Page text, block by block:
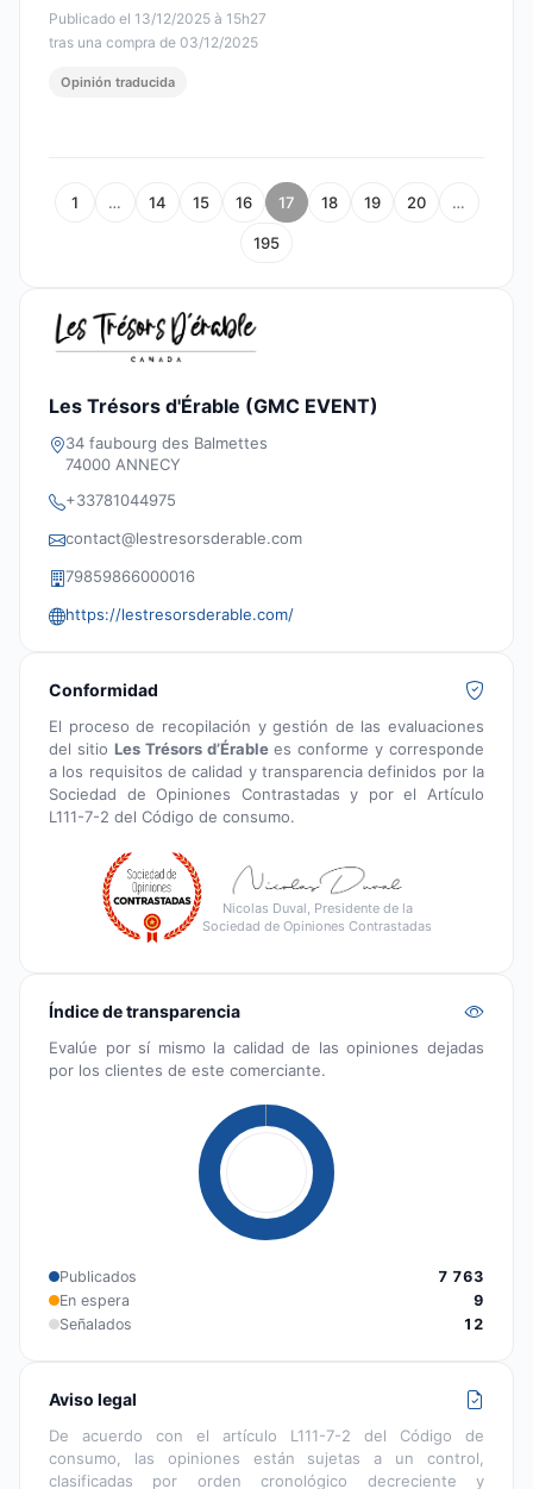
Publicado el 13/12/2025 à 15h27
tras una compra de 03/12/2025
Opinión traducida
1 … 14 15 16 17 18 19 20 …
195
Les Trésors d'Érable (GMC EVENT)
34 faubourg des Balmettes
74000 ANNECY
+33781044975
contact@lestresorsderable.com
79859866000016
https://lestresorsderable.com/
Conformidad
El proceso de recopilación y gestión de las evaluaciones
del sitio Les Trésors d’Érablees conforme y corresponde
a los requisitos de calidad y transparencia definidos por la
Sociedad de Opiniones Contrastadas y por el Artículo
L111-7-2 del Código de consumo.
Nicolas Duval, Presidente de la
Sociedad de Opiniones Contrastadas
Índice de transparencia
Evalúe por sí mismo la calidad de las opiniones dejadas
por los clientes de este comerciante.
Publicados
7 763
En espera
9
Señalados
12
Aviso legal
De acuerdo con el artículo L111-7-2 del Código de
consumo, las opiniones están sujetas a un control,
clasificadas por orden cronológico decreciente y